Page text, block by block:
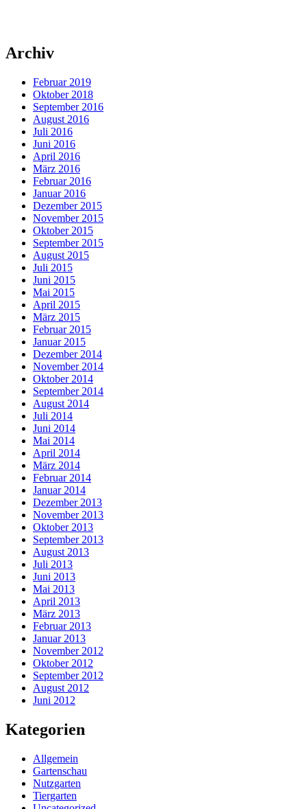
Archiv
Februar 2019
Oktober 2018
September 2016
August 2016
Juli 2016
Juni 2016
April 2016
März 2016
Februar 2016
Januar 2016
Dezember 2015
November 2015
Oktober 2015
September 2015
August 2015
Juli 2015
Juni 2015
Mai 2015
April 2015
März 2015
Februar 2015
Januar 2015
Dezember 2014
November 2014
Oktober 2014
September 2014
August 2014
Juli 2014
Juni 2014
Mai 2014
April 2014
März 2014
Februar 2014
Januar 2014
Dezember 2013
November 2013
Oktober 2013
September 2013
August 2013
Juli 2013
Juni 2013
Mai 2013
April 2013
März 2013
Februar 2013
Januar 2013
November 2012
Oktober 2012
September 2012
August 2012
Juni 2012
Kategorien
Allgemein
Gartenschau
Nutzgarten
Tiergarten